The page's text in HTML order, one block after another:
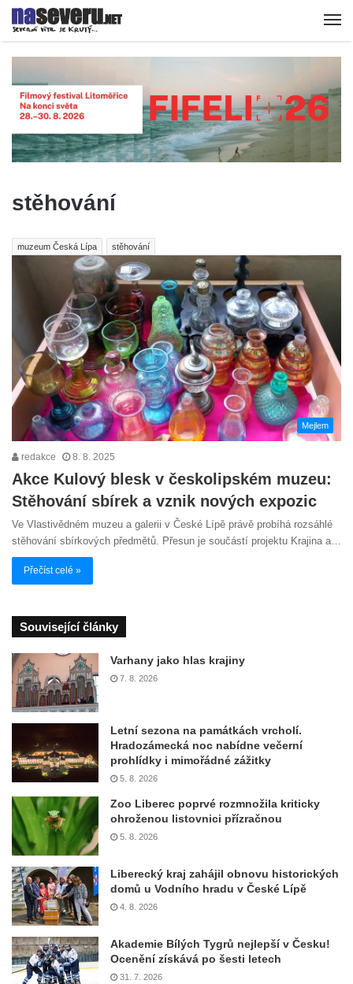
stěhování
muzeum Česká Lípa stěhování
Mejlem
redakce 8. 8. 2025
Akce Kulový blesk v českolipském muzeu:
Stěhování sbírek a vznik nových expozic
Ve Vlastivědném muzeu a galerii v České Lípě právě probíhá rozsáhlé
stěhování sbírkových předmětů. Přesun je součástí projektu Krajina a…
Přečíst celé »
Související články
Varhany jako hlas krajiny
7. 8. 2026
Letní sezona na památkách vrcholí.
Hradozámecká noc nabídne večerní
prohlídky i mimořádné zážitky
5. 8. 2026
Zoo Liberec poprvé rozmnožila kriticky
ohroženou listovnici přízračnou
5. 8. 2026
Liberecký kraj zahájil obnovu historických
domů u Vodního hradu v České Lípě
4. 8. 2026
Akademie Bílých Tygrů nejlepší v Česku!
Ocenění získává po šesti letech
31. 7. 2026